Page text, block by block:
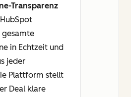
Transparenz
HubSpot
gesamte
in Echtzeit und
jeder
Plattform stellt
Deal klare